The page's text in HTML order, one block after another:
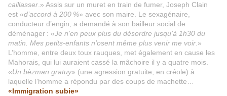
caillasser .» Assis sur un muret en train de fumer, Joseph Clain
est «d’accord à 200 %» avec son maire. Le sexagénaire,
conducteur d’engin, a demandé à son bailleur social de
déménager : «Je n’en peux plus du désordre jusqu’à 1h30 du
matin. Mes petits-enfants n’osent même plus venir me voir .»
L’homme, entre deux toux rauques, met également en cause les
Mahorais, qui lui auraient cassé la mâchoire il y a quatre mois.
«Un bèzman gratuy» (une agression gratuite, en créole) à
laquelle l’homme a répondu par des coups de machette…
«Immigration subie»